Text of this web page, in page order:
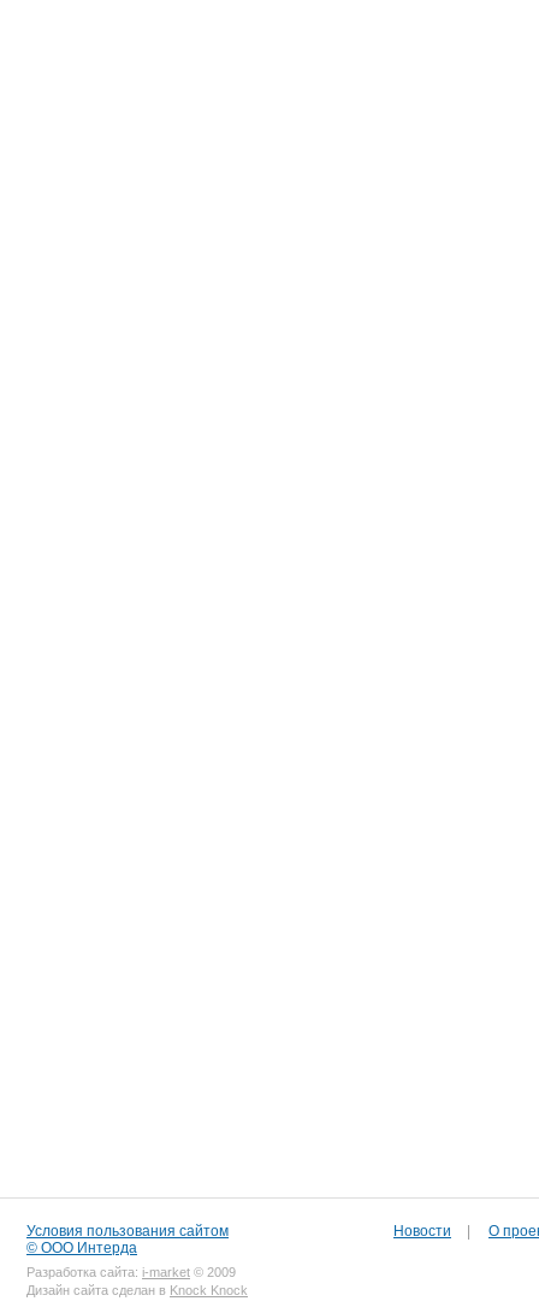
Условия пользования сайтом
© ООО Интерда
Разработка сайта: i-market © 2009
Дизайн сайта сделан в Knock Knock
Новости О